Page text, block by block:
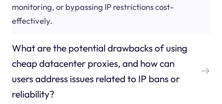
monitoring, or bypassing IP restrictions cost-
effectively.
What are the potential drawbacks of using
cheap datacenter proxies, and how can
users address issues related to IP bans or
reliability?